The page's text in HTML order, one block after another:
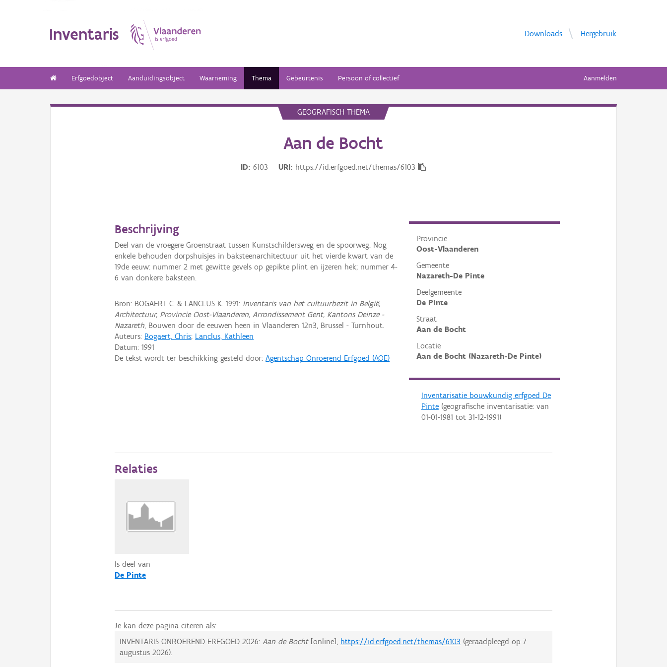
Inventaris Downloads Hergebruik
Erfgoedobject Aanduidingsobject Waarneming Thema Gebeurtenis Persoon of collectief Aanmelden
GEOGRAFISCH THEMA
Aan de Bocht
ID 6103 URI https://id.erfgoed.net/themas/6103
Provincie
Oost-Vlaanderen
Gemeente
Nazareth-De Pinte
Deelgemeente
De Pinte
Straat
Aan de Bocht
Locatie
Aan de Bocht (Nazareth-De Pinte)
Inventarisatie bouwkundig erfgoed De
Pinte(geografische inventarisatie: van
01-01-1981 tot 31-12-1991)
Beschrijving
Deel van de vroegere Groenstraat tussen Kunstschildersweg en de spoorweg. Nog
enkele behouden dorpshuisjes in baksteenarchitectuur uit het vierde kwart van de
19de eeuw: nummer 2 met gewitte gevels op gepikte plint en ijzeren hek; nummer 4-
6 van donkere baksteen.
Bron: BOGAERT C. & LANCLUS K. 1991: Inventaris van het cultuurbezit in België,
Architectuur, Provincie Oost-Vlaanderen, Arrondissement Gent, Kantons Deinze -
Nazareth , Bouwen door de eeuwen heen in Vlaanderen 12n3, Brussel - Turnhout.
Auteurs: Bogaert, Chris; Lanclus, Kathleen
Datum:1991
De tekst wordt ter beschikking gesteld door:Agentschap Onroerend Erfgoed (AOE)
Relaties
Is deel van
De Pinte
Je kan deze pagina citeren als:
INVENTARIS ONROEREND ERFGOED 2026:Aan de Bocht[online], https://id.erfgoed.net/themas/6103 (geraadpleegd op7
augustus 2026).